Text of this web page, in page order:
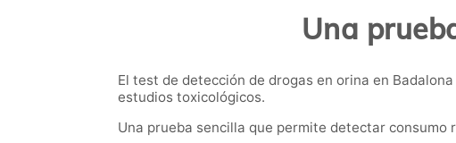
Una
El test de detección de drogas en orina en
estudios toxicológicos.
Una prueba sencilla que permite detectar